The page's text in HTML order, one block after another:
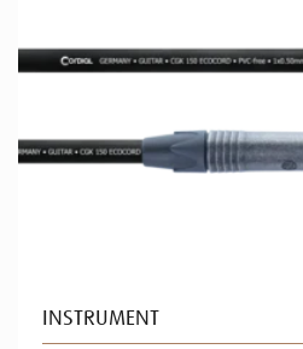
INSTRUMENT